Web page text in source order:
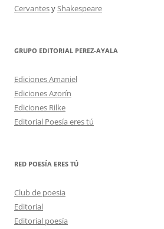
CervantesyShakespeare
GRUPO EDITORIAL PEREZ-AYALA
Ediciones Amaniel
Ediciones Azorín
Ediciones Rilke
Editorial Poesía eres tú
RED POESÍA ERES TÚ
Club de poesia
Editorial
Editorial poesía